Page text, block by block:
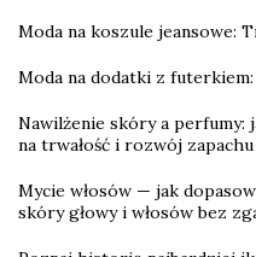
Moda na koszule jeansowe:
Moda na dodatki z
Nawilżenie skóry a perfumy:
na trwałość i rozwój zapachu
Mycie włosów — jak
skóry głowy i włosów bez